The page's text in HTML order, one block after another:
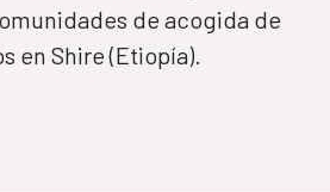
de acogida de
en Shire (Etiopía).